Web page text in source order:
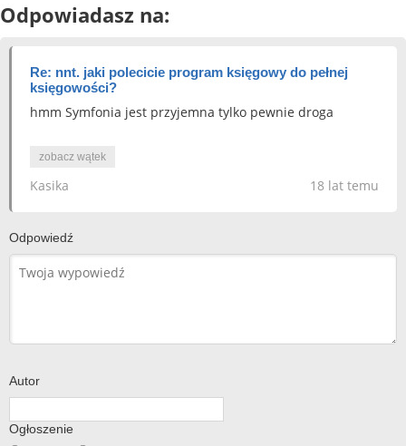
Odpowiadasz na:
Re: nnt. jaki polecicie program księgowy do pełnej
księgowości?
hmm Symfonia jest przyjemna tylko pewnie droga
zobacz wątek
18 lat temu
Kasika
Odpowiedź
Autor
Ogłoszenie